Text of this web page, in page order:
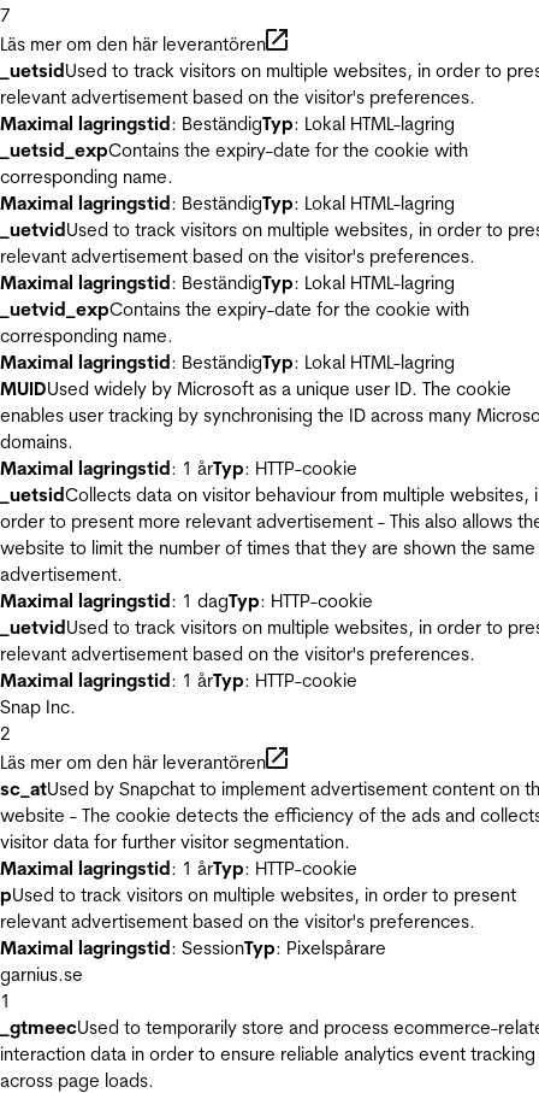
7
Läs mer om den här leverantören
_uetsidUsed to track visitors on multiple websites, in order to
relevant advertisement based on the visitor's preferences.
Maximal lagringstid: BeständigTyp: Lokal HTML-lagring
_uetsid_expContains the expiry-date for the cookie with
corresponding name.
Maximal lagringstid: BeständigTyp: Lokal HTML-lagring
_uetvidUsed to track visitors on multiple websites, in order to
relevant advertisement based on the visitor's preferences.
Maximal lagringstid: BeständigTyp: Lokal HTML-lagring
_uetvid_expContains the expiry-date for the cookie with
corresponding name.
Maximal lagringstid: BeständigTyp: Lokal HTML-lagring
MUIDUsed widely by Microsoft as a unique user ID. The cookie
enables user tracking by synchronising the ID across many
domains.
Maximal lagringstid: 1 årTyp: HTTP-cookie
_uetsidCollects data on visitor behaviour from multiple websites,
order to present more relevant advertisement - This also allows
website to limit the number of times that they are shown the same
advertisement.
Maximal lagringstid: 1 dagTyp: HTTP-cookie
_uetvidUsed to track visitors on multiple websites, in order to
relevant advertisement based on the visitor's preferences.
Maximal lagringstid: 1 årTyp: HTTP-cookie
Snap Inc.
2
Läs mer om den här leverantören
sc_atUsed by Snapchat to implement advertisement content on
website - The cookie detects the efficiency of the ads and
visitor data for further visitor segmentation.
Maximal lagringstid: 1 årTyp: HTTP-cookie
pUsed to track visitors on multiple websites, in order to present
relevant advertisement based on the visitor's preferences.
Maximal lagringstid: SessionTyp: Pixelspårare
garnius.se
1
_gtmeecUsed to temporarily store and process ecommerce-
interaction data in order to ensure reliable analytics event tracking
across page loads.